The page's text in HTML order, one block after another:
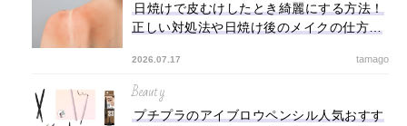
日焼けで皮むけしたとき綺麗にする方法！
正しい対処法や日焼け後のメイクの仕方を
2026.07.17 tamago
Beauty
プチプラのアイブロウペンシル人気おすす